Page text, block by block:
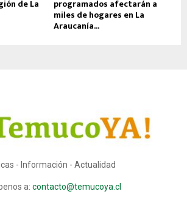
de La programados afectarán a
miles de hogares en La
Araucanía...
- Información - Actualidad
a: contacto@temucoya.cl